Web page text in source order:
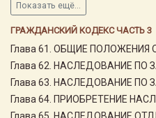
Показать ещё...
ГРАЖДАНСКИЙ КОДЕКС ЧАСТЬ 3
Глава 61. ОБЩИЕ
Глава 62. НАСЛЕДОВАНИЕ ПО
Глава 63. НАСЛЕДОВАНИЕ ПО
Глава 64. ПРИОБРЕТЕНИЕ
Глава 65. НАСЛЕДОВАНИЕ